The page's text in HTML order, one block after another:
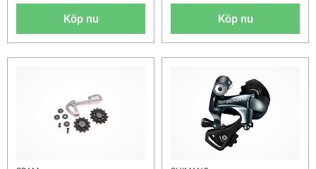
Köp nu Köp nu